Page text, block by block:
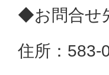
◆お問合せ
住所：583-